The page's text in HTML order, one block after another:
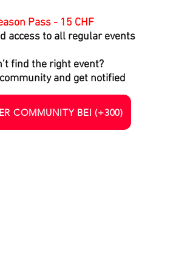
Pass - 15 CHF
access to all regular events
find the right event?
and get notified
COMMUNITY BEI (+300)